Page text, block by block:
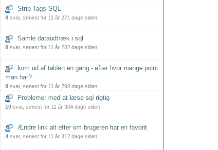
Strip Tags SQL
8 svar, senest for 11 år 271 dage siden
Samle dataudtræk i sql
8 svar, senest for 11 år 282 dage siden
kom ud af tablen en gang - efter hvor mange point
man har?
8 svar, senest for 11 år 298 dage siden
Problemer med at læse sql rigtig
10 svar, senest for 11 år 304 dage siden
Ændre link alt efter om brugeren har en favorit
4 svar, senest for 11 år 317 dage siden